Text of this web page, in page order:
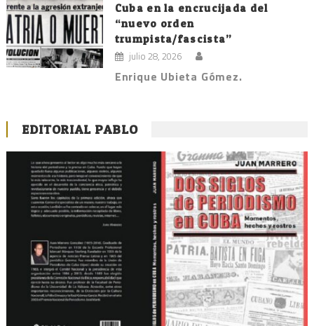
Cuba en la encrucijada del
“nuevo orden
trumpista/fascista”
julio 28, 2026
Enrique Ubieta Gómez.
EDITORIAL PABLO